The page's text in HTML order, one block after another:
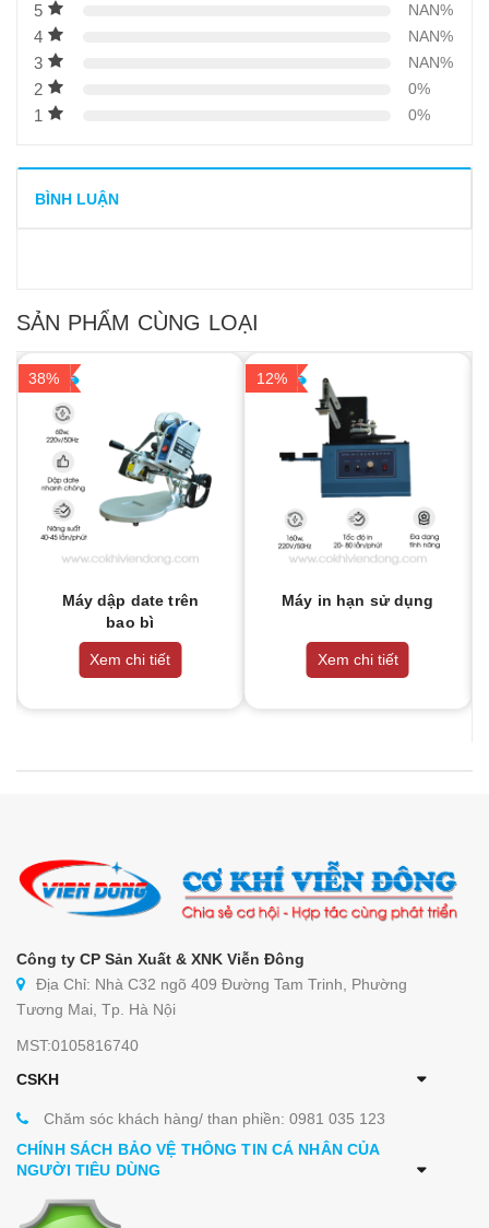
5 NAN%
4 NAN%
3 NAN%
2 0%
1 0%
BÌNH LUẬN
SẢN PHẨM CÙNG LOẠI
38%
Máy dập date trên
bao bì
Xem chi tiết
12%
Máy in hạn sử dụng
Xem chi tiết
Công ty CP Sản Xuất & XNK Viễn Đông
Địa Chỉ: Nhà C32 ngõ 409 Đường Tam Trinh, Phường
Tương Mai, Tp. Hà Nội
MST:0105816740
CSKH
Chăm sóc khách hàng/ than phiền: 0981 035 123
CHÍNH SÁCH BẢO VỆ THÔNG TIN CÁ NHÂN CỦA
NGƯỜI TIÊU DÙNG